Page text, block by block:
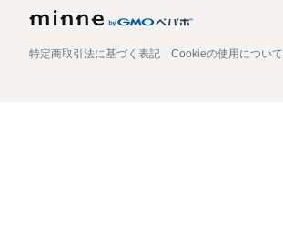
特定商取引法に基づく表記 Cookieの使用について